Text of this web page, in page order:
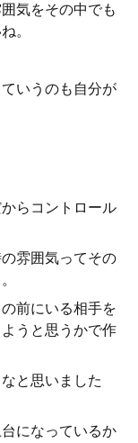
気をその中でも
。
いうのも自分が
らコントロール
雰囲気ってその
前にいる相手を
うと思うかで作
と思いました
になっているか